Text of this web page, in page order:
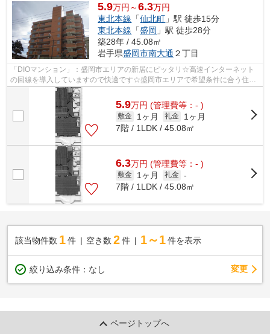
5.9万円～6.3万円
東北本線 「仙北町 」駅 徒歩15分
東北本線 「盛岡 」駅 徒歩28分
築28年 / 45.08㎡
岩手県盛岡市南大通 ２丁目
「DIOマンション」：盛岡市エリアの新居にピッタリ☆高速インターネット
の回線を導入していますので快適です☆盛岡市エリアで希望条件に合う住ま
いを探すなら、地域密着の森の不動産にお...
5.9万円 (管理費等：- )
敷金 1ヶ月 礼金
1ヶ月
7階 / 1LDK / 45.08㎡
6.3万円 (管理費等：- )
敷金 1ヶ月 礼金 -
7階 / 1LDK / 45.08㎡
該当物件数 1件 空き数 2 件 1～1 件を表示
絞り込み条件： なし 変更
ページトップへ